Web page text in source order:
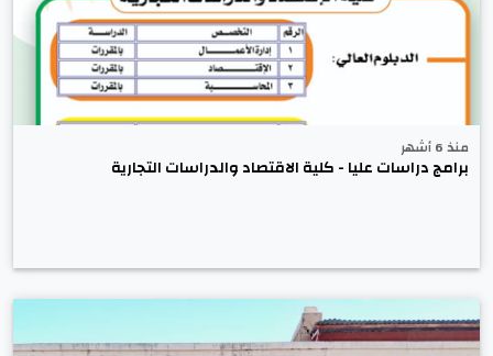
منذ 6 أشهر
برامج دراسات عليا - كلية الاقتصاد والدراسات التجارية